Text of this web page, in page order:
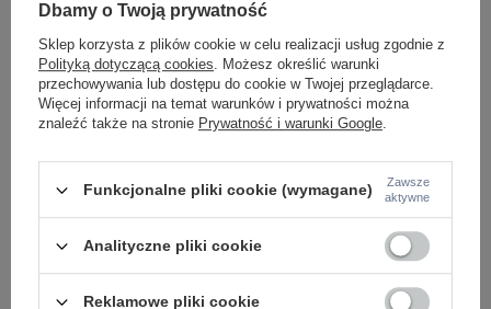
Dbamy o Twoją prywatność
Sklep korzysta z plików cookie w celu realizacji usług zgodnie z
Polityką dotyczącą cookies. Możesz określić warunki
przechowywania lub dostępu do cookie w Twojej przeglądarce.
Więcej informacji na temat warunków i prywatności można
znaleźć także na stronie Prywatność i warunki Google.
Funkcjonalne pliki cookie (wymagane)
Zawsze
aktywne
Analityczne pliki cookie
Reklamowe pliki cookie